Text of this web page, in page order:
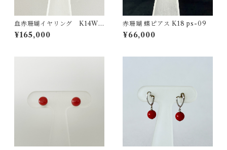
血赤珊瑚イヤリング K14WG
ps-02
¥165,000
赤珊瑚 蝶ピアス K18 ps-09
¥66,000